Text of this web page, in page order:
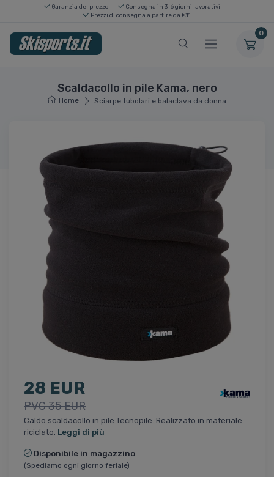
Garanzia del prezzo
Consegna in 3-6 giorni lavorativi
Prezzi di consegna a partire da €11
0
Scaldacollo in pile Kama, nero
Home Sciarpe tubolari e balaclava da donna
28 EUR
PVC 35 EUR
Caldo scaldacollo in pile Tecnopile. Realizzato in materiale
riciclato. Leggi di più
Disponibile in magazzino
(Spediamo ogni giorno feriale)